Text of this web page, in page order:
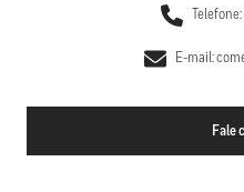
E-mail:
Fale